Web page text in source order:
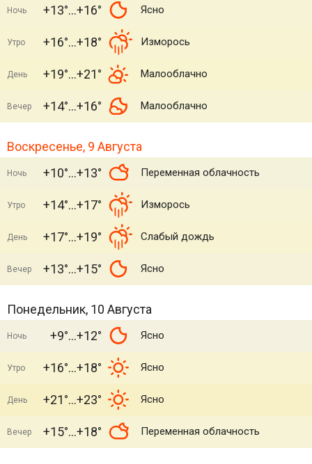
Ночь +13° +16° Ясно
Утро +16° +18° Изморось
День +19° +21° Малооблачно
Вечер +14° +16° Малооблачно
Воскресенье, 9 Августа
Ночь +10° +13° Переменная облачность
Утро +14° +17° Изморось
День +17° +19° Слабый дождь
Вечер +13° +15° Ясно
Понедельник, 10 Августа
Ночь +9° +12° Ясно
Утро +16° +18° Ясно
День +21° +23° Ясно
Вечер +15° +18° Переменная облачность